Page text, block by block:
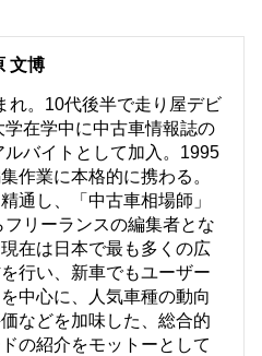
文博
れ。10代後半で走り屋デビ
学在学中に中古車情報誌の
ルバイトとして加入。1995
作業に本格的に携わる。
通し、「中古車相場師」
リーランスの編集者とな
在は日本で最も多くの広
行い、新車でもユーザー
中心に、人気車種の動向
などを加味した、総合的
の紹介をモットーとして